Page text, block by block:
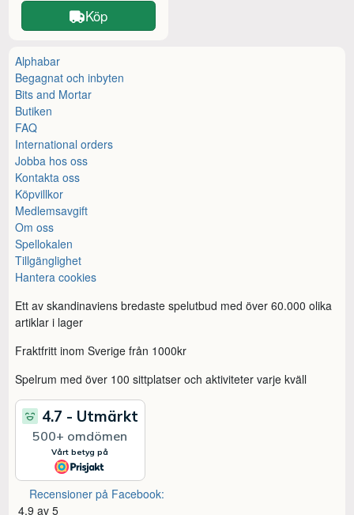
Köp
Alphabar
Begagnat och inbyten
Bits and Mortar
Butiken
FAQ
International orders
Jobba hos oss
Kontakta oss
Köpvillkor
Medlemsavgift
Om oss
Spellokalen
Tillgänglighet
Hantera cookies
Ett av skandinaviens bredaste spelutbud med över 60.000 olika
artiklar i lager
Fraktfritt inom Sverige från 1000kr
Spelrum med över 100 sittplatser och aktiviteter varje kväll
Recensioner på Facebook:
4,9 av 5